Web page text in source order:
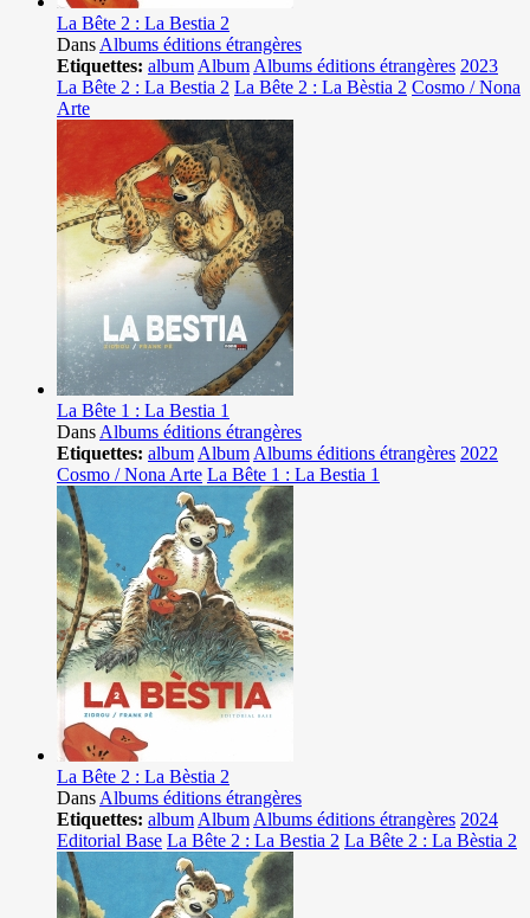
La Bête 2 : La Bestia 2
DansAlbums éditions étrangères
Etiquettes: albumAlbumAlbums éditions étrangères 2023
La Bête 2 : La Bestia 2 La Bête 2 : La Bèstia 2 Cosmo / Nona
Arte
La Bête 1 : La Bestia 1
DansAlbums éditions étrangères
Etiquettes: albumAlbumAlbums éditions étrangères 2022
Cosmo / Nona Arte La Bête 1 : La Bestia 1
La Bête 2 : La Bèstia 2
DansAlbums éditions étrangères
Etiquettes: albumAlbumAlbums éditions étrangères 2024
Editorial Base La Bête 2 : La Bestia 2 La Bête 2 : La Bèstia 2